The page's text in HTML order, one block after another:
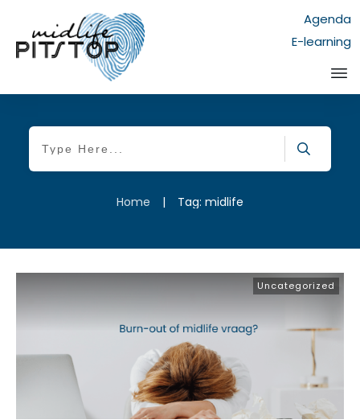
Agenda
E-learning
Home | Tag: midlife
Uncategorized